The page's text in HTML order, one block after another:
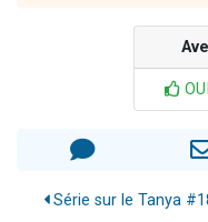
OUI
Série sur le Tanya